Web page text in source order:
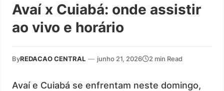
Avaí x Cuiabá: onde assistir
ao vivo e horário
ByREDACAO CENTRAL — junho 21, 2026 2 min Read
Avaí e Cuiabá se enfrentam neste domingo,